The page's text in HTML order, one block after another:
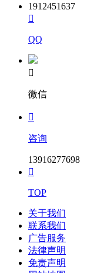
1912451637

QQ

微信

咨询
13916277698

TOP
关于我们
联系我们
广告服务
法律声明
免责声明